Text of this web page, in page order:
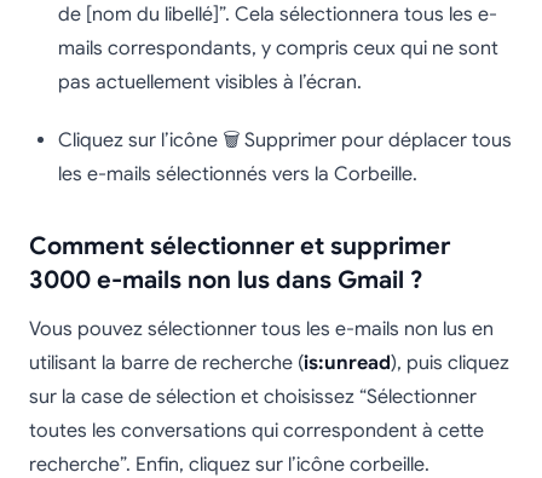
de [nom du libellé]”. Cela sélectionnera tous les e-
mails correspondants, y compris ceux qui ne sont
pas actuellement visibles à l’écran.
Cliquez sur l’icône 🗑️ Supprimer pour déplacer tous
les e-mails sélectionnés vers la Corbeille.
Comment sélectionner et supprimer
3000 e-mails non lus dans Gmail ?
Vous pouvez sélectionner tous les e-mails non lus en
utilisant la barre de recherche (is:unread), puis cliquez
sur la case de sélection et choisissez “Sélectionner
toutes les conversations qui correspondent à cette
recherche”. Enfin, cliquez sur l’icône corbeille.